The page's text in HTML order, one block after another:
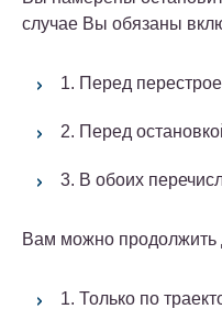
случае Вы обязаны
1. Перед
2. Перед
3. В обоих
Вам можно продолжить
1. Только по